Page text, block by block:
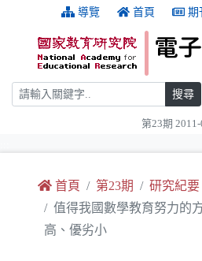
跳到主要內容 導覽 首頁 期
搜尋 搜尋
第23期 2011-
首頁 第23期
研究紀要
值得我國數學教育努力的
高、優劣小